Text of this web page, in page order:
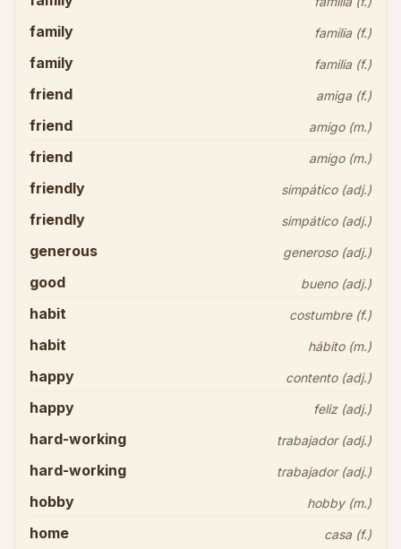
family familia (f.)
family familia (f.)
friend amiga (f.)
friend amigo (m.)
friend amigo (m.)
friendly simpático (adj.)
friendly simpático (adj.)
generous generoso (adj.)
good bueno (adj.)
habit costumbre (f.)
habit hábito (m.)
happy contento (adj.)
happy feliz (adj.)
hard-working trabajador (adj.)
hard-working trabajador (adj.)
hobby hobby (m.)
home casa (f.)